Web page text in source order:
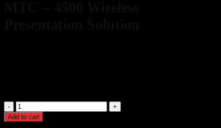
MTC
-
4500
Add to cart